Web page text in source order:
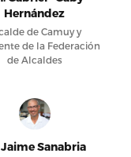
Hernández
de Camuy y
de la Federación
de Alcaldes
Sanabria